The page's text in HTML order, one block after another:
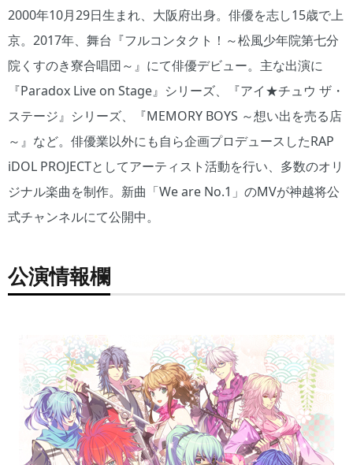
2000年10月29日生まれ、大阪府出身。俳優を志し15歳で上
京。2017年、舞台『フルコンタクト！～松風少年院第七分
院くすのき寮合唱団～』にて俳優デビュー。主な出演に
『Paradox Live on Stage』シリーズ、『アイ★チュウ ザ・
ステージ』シリーズ、『MEMORY BOYS ～想い出を売る店
～』など。俳優業以外にも自ら企画プロデュースしたRAP
iDOL PROJECTとしてアーティスト活動を行い、多数のオリ
ジナル楽曲を制作。新曲「We are No.1」のMVが神越将公
式チャンネルにて公開中。
公演情報欄